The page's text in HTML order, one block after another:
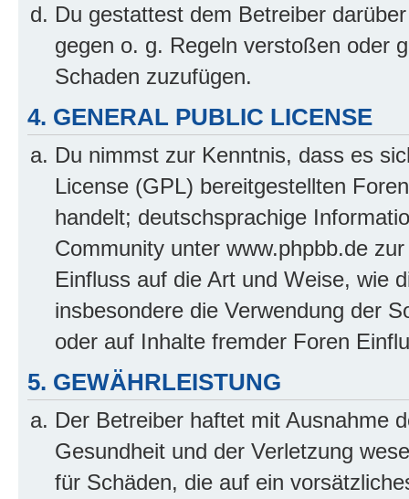
Du gestattest dem Betreiber
gegen o. g. Regeln verstoßen oder
Schaden zuzufügen.
4. GENERAL PUBLIC LICENSE
Du nimmst zur Kenntnis, dass es
License (GPL) bereitgestellten
handelt; deutschsprachige
Community unter www.phpbb.de
Einfluss auf die Art und Weise, wie
insbesondere die Verwendung der
oder auf Inhalte fremder Foren
5. GEWÄHRLEISTUNG
Der Betreiber haftet mit Ausnahme
Gesundheit und der Verletzung
für Schäden, die auf ein